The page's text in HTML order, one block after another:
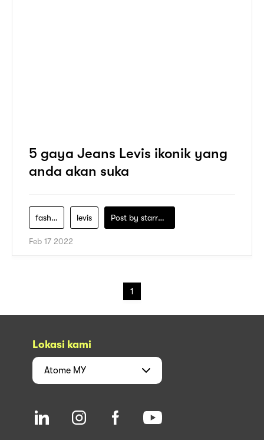
5 gaya Jeans Levis ikonik yang
anda akan suka
fashrevo levis Post by starry1989
Feb 17 2022
1
Lokasi kami
Atome MY